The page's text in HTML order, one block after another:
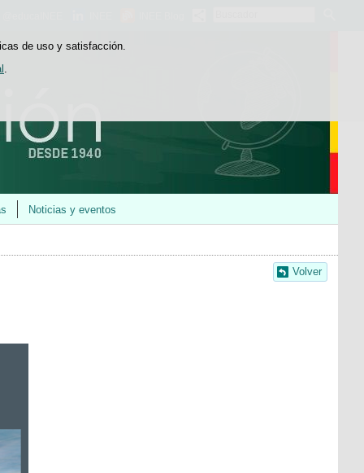
de uso y satisfacción.
Noticias y eventos
Volver